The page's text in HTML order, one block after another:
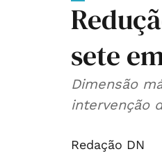
sete
Dimensão
intervenção
Redação DN